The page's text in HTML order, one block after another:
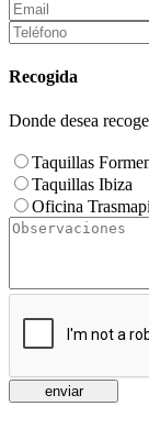
Recogida
Donde desea
Taquillas
Taquillas Ibiza
Oficina